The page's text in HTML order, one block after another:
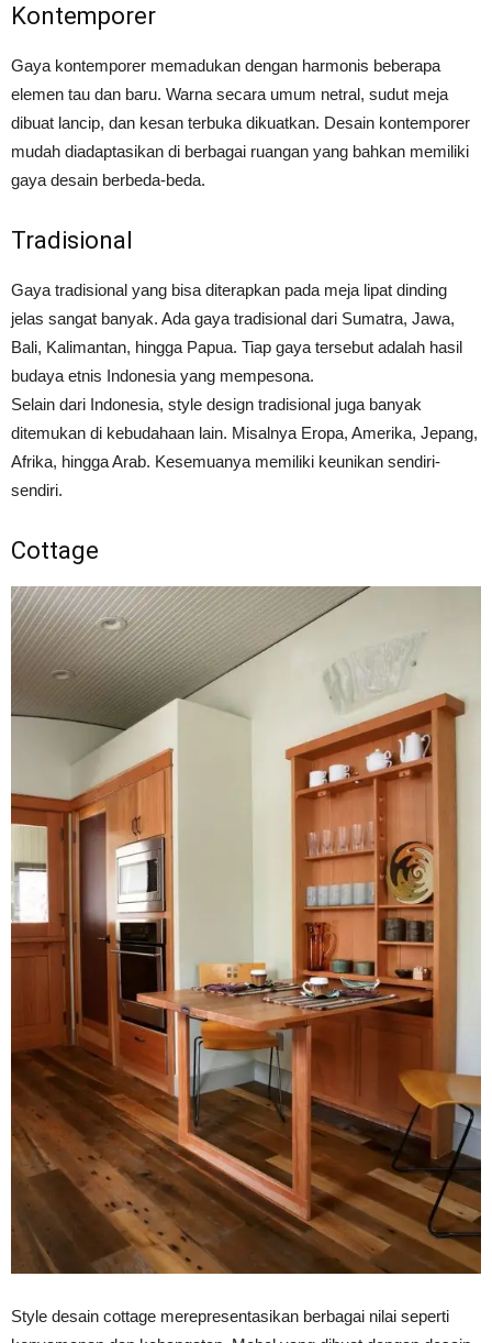
Kontemporer
Gaya kontemporer memadukan dengan harmonis beberapa
elemen tau dan baru. Warna secara umum netral, sudut meja
dibuat lancip, dan kesan terbuka dikuatkan. Desain kontemporer
mudah diadaptasikan di berbagai ruangan yang bahkan memiliki
gaya desain berbeda-beda.
Tradisional
Gaya tradisional yang bisa diterapkan pada meja lipat dinding
jelas sangat banyak. Ada gaya tradisional dari Sumatra, Jawa,
Bali, Kalimantan, hingga Papua. Tiap gaya tersebut adalah hasil
budaya etnis Indonesia yang mempesona.
Selain dari Indonesia, style design tradisional juga banyak
ditemukan di kebudahaan lain. Misalnya Eropa, Amerika, Jepang,
Afrika, hingga Arab. Kesemuanya memiliki keunikan sendiri-
sendiri.
Cottage
Style desain cottage merepresentasikan berbagai nilai seperti